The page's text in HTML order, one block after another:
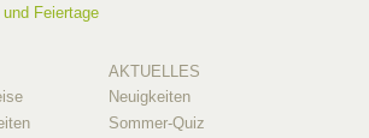
Feiertage
AKTUELLES
Neuigkeiten
Sommer-Quiz